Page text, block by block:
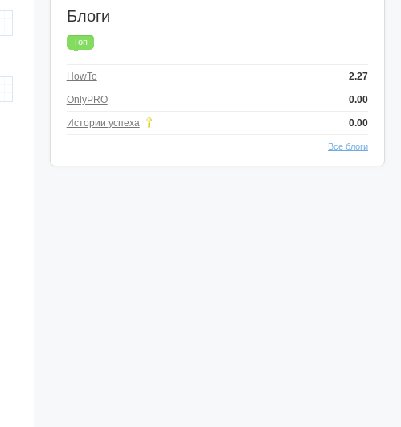
Блоги
Топ
2.27
HowTo
0.00
OnlyPRO
0.00
Истории успеха
Все блоги